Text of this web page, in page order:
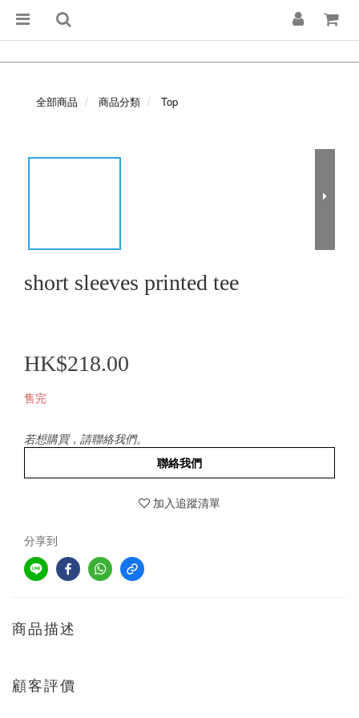
全部商品 商品分類 Top
short sleeves printed tee
HK$218.00
售完
若想購買，請聯絡我們。
聯絡我們
加入追蹤清單
分享到
商品描述
顧客評價